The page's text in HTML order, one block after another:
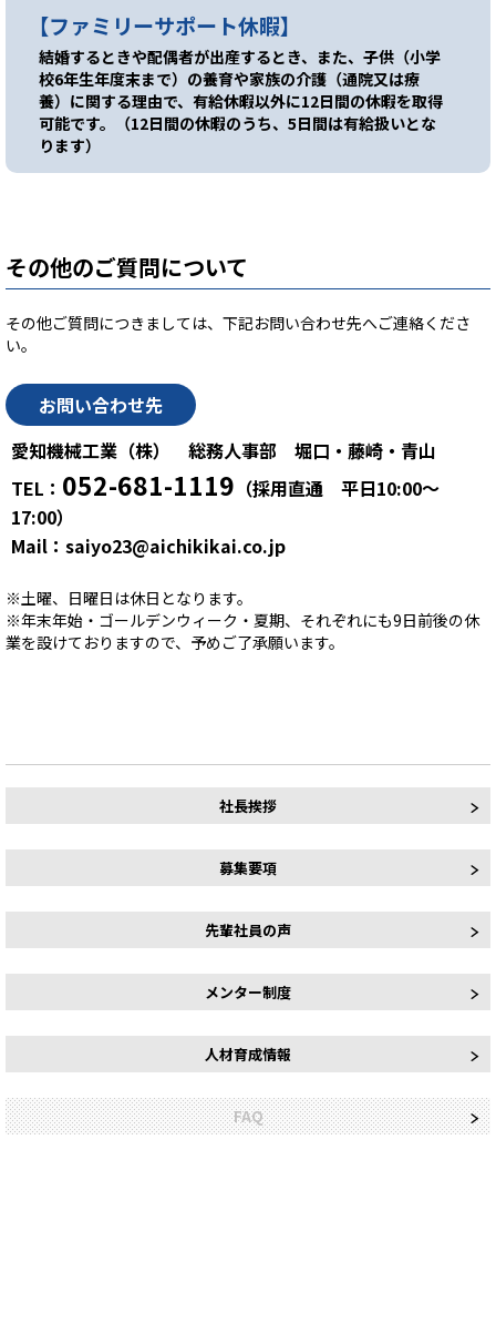
【ファミリーサポート休暇】
結婚するときや配偶者が出産するとき、また、子供（小学
校6年生年度末まで）の養育や家族の介護（通院又は療
養）に関する理由で、有給休暇以外に12日間の休暇を取得
可能です。（12日間の休暇のうち、5日間は有給扱いとな
ります）
その他のご質問について
その他ご質問につきましては、下記お問い合わせ先へご連絡くださ
い。
お問い合わせ先
愛知機械工業（株） 総務人事部 堀口・藤崎・青山
TEL： 052-681-1119 （採用直通 平日10:00～
17:00）
Mail：saiyo23@aichikikai.co.jp
※土曜、日曜日は休日となります。
※年末年始・ゴールデンウィーク・夏期、それぞれにも9日前後の休
業を設けておりますので、予めご了承願います。
社長挨拶
募集要項
先輩社員の声
メンター制度
人材育成情報
FAQ